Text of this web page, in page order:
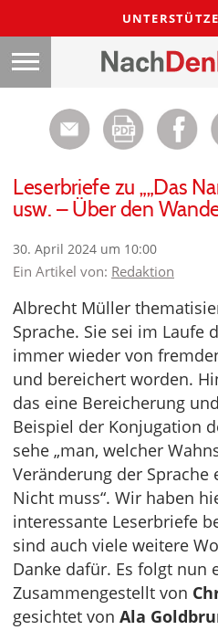
Leserbriefe zu „„Das
usw. – Über den
30. April 2024 um 10:00
Ein Artikel von: Redaktion
Albrecht Müller
Sprache. Sie sei im Laufe
immer wieder von
und bereichert worden.
das eine Bereicherung
Beispiel der Konjugation
sehe „man, welcher
Veränderung der Sprache
Nicht muss“. Wir haben
interessante Leserbriefe
sind auch viele weitere
Danke dafür. Es folgt nun
Zusammengestellt von
gesichtet von Ala